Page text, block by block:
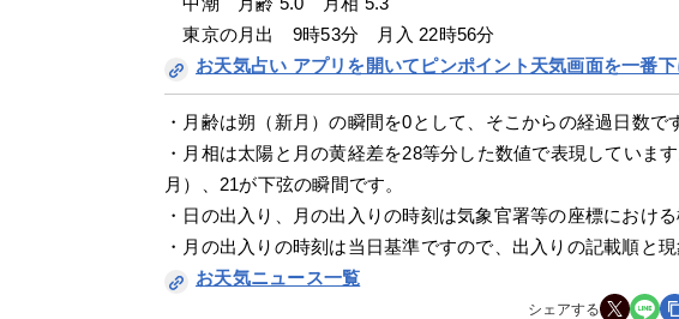
東京の月出　9時53分　月入 22時56分
お天気占い アプリを開いてピンポイント天気画面を一番
・月齢は朔（新月）の瞬間を0として、そこからの経過日数で
・月相は太陽と月の黄経差を28等分した数値で表現していま
月）、21が下弦の瞬間です。
・日の出入り、月の出入りの時刻は気象官署等の座標におけ
・月の出入りの時刻は当日基準ですので、出入りの記載順と
お天気ニュース一覧
シェアする